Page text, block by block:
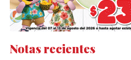
Notas recientes